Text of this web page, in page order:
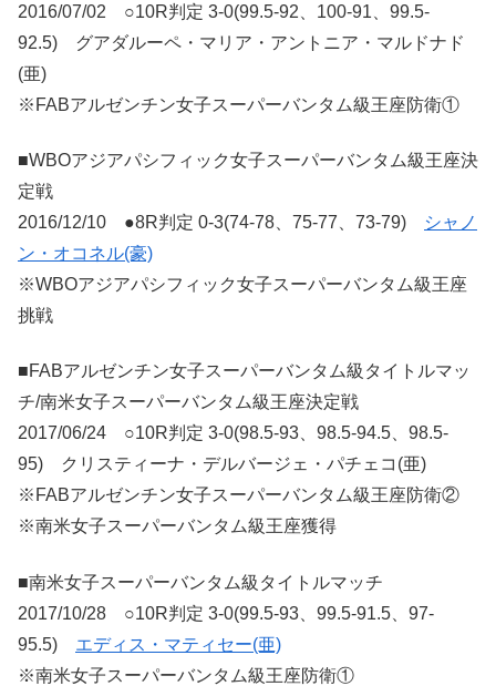
2016/07/02 ○10R判定 3-0(99.5-92、100-91、99.5-
92.5) グアダルーペ・マリア・アントニア・マルドナド
(亜)
※FABアルゼンチン女子スーパーバンタム級王座防衛①
■WBOアジアパシフィック女子スーパーバンタム級王座決
定戦
2016/12/10 ●8R判定 0-3(74-78、75-77、73-79)
シャノ
ン・オコネル(豪)
※WBOアジアパシフィック女子スーパーバンタム級王座
挑戦
■FABアルゼンチン女子スーパーバンタム級タイトルマッ
チ/南米女子スーパーバンタム級王座決定戦
2017/06/24 ○10R判定 3-0(98.5-93、98.5-94.5、98.5-
95) クリスティーナ・デルバージェ・パチェコ(亜)
※FABアルゼンチン女子スーパーバンタム級王座防衛②
※南米女子スーパーバンタム級王座獲得
■南米女子スーパーバンタム級タイトルマッチ
2017/10/28 ○10R判定 3-0(99.5-93、99.5-91.5、97-
95.5) エディス・マティセー(亜)
※南米女子スーパーバンタム級王座防衛①